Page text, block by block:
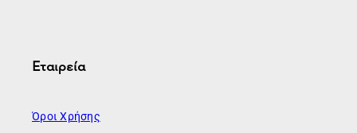
Εταιρεία
Όροι Χρήσης